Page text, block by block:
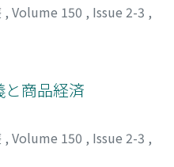
, Volume 150 , Issue 2-3 ,
と商品経済
, Volume 150 , Issue 2-3 ,